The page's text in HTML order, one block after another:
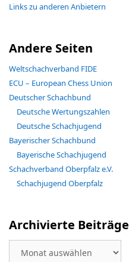
Links zu anderen Anbietern
Andere Seiten
Weltschachverband FIDE
ECU – European Chess Union
Deutscher Schachbund
Deutsche Wertungszahlen
Deutsche Schachjugend
Bayerischer Schachbund
Bayerische Schachjugend
Schachverband Oberpfalz e.V.
Schachjugend Oberpfalz
Archivierte Beiträge
Beiträge